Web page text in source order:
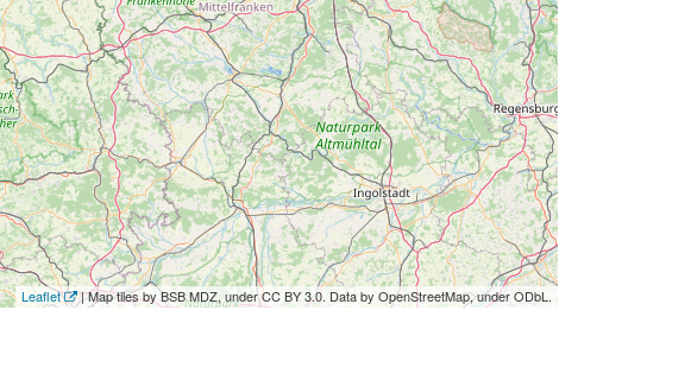
Leaflet | Map tiles by BSB MDZ, under CC BY 3.0. Data by OpenStreetMap, under ODbL.